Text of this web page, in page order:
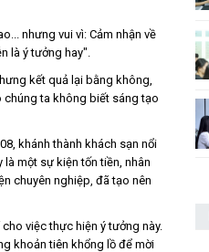
nhưng vui vì: Cảm nhận về
là ý tưởng hay".
kết quả lại bằng không,
chúng ta không biết sáng tạo
khánh thành khách sạn nổi
một sự kiện tốn tiền, nhân
chuyên nghiệp, đã tạo nên
việc thực hiện ý tưởng này.
khoản tiên khổng lồ để mời